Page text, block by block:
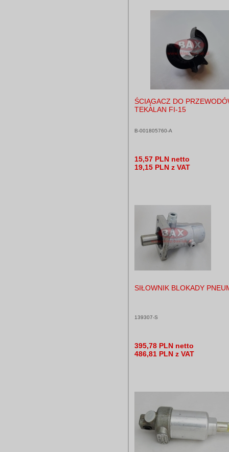
ŚCIĄGACZ DO
TEKALAN FI-15
B-001805760-A
15,57 PLN netto
19,15 PLN z VAT
SIŁOWNIK BLOKADY
139307-S
395,78 PLN netto
486,81 PLN z VAT